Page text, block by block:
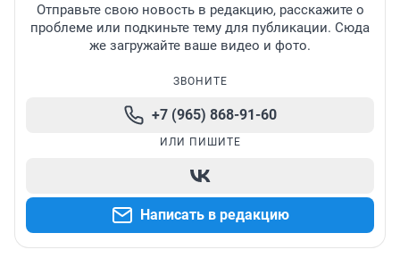
Отправьте свою новость в редакцию, расскажите о
проблеме или подкиньте тему для публикации. Сюда
же загружайте ваше видео и фото.
ЗВОНИТЕ
+7 (965) 868-91-60
ИЛИ ПИШИТЕ
Написать в редакцию